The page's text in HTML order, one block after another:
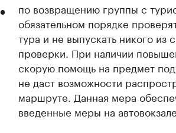
по возвращению группы с
обязательном порядке
тура и не выпускать никого из
проверки. При наличии
скорую помощь на предмет
не даст возможности
маршруте. Данная мера
введенные меры на автовокзале.